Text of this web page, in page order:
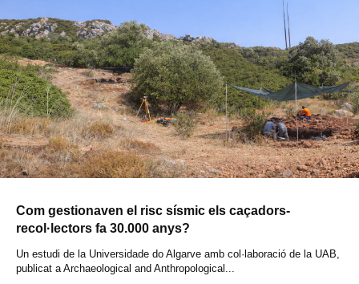
Com gestionaven el risc sísmic els caçadors-
recol·lectors fa 30.000 anys?
Un estudi de la Universidade do Algarve amb col·laboració de la UAB,
publicat a Archaeological and Anthropological...